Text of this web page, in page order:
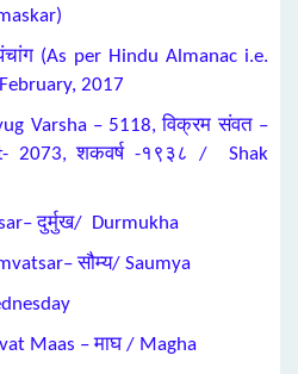
(As per Hindu Almanac i.e.
2017
Varsha – 5118, विक्रम संवत –
2073, शकवर्ष -१९३८ / Shak
दुर्मुख/ Durmukha
सौम्य/ Saumya
Maas – माघ / Magha